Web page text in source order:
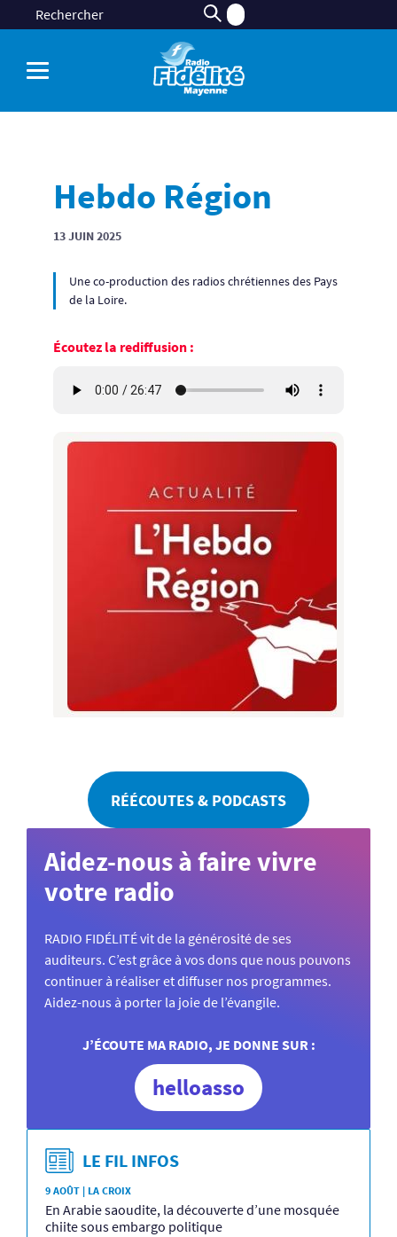
Hebdo Région
13 JUIN 2025
Une co-production des radios chrétiennes des Pays
de la Loire.
Écoutez la rediffusion :
RÉÉCOUTES & PODCASTS
Aidez-nous à faire vivre
votre radio
RADIO FIDÉLITÉ vit de la générosité de ses
auditeurs. C’est grâce à vos dons que nous pouvons
continuer à réaliser et diffuser nos programmes.
Aidez-nous à porter la joie de l’évangile.
J’ÉCOUTE MA RADIO, JE DONNE SUR :
helloasso
LE FIL INFOS
9 AOÛT | LA CROIX
En Arabie saoudite, la découverte d’une mosquée
chiite sous embargo politique